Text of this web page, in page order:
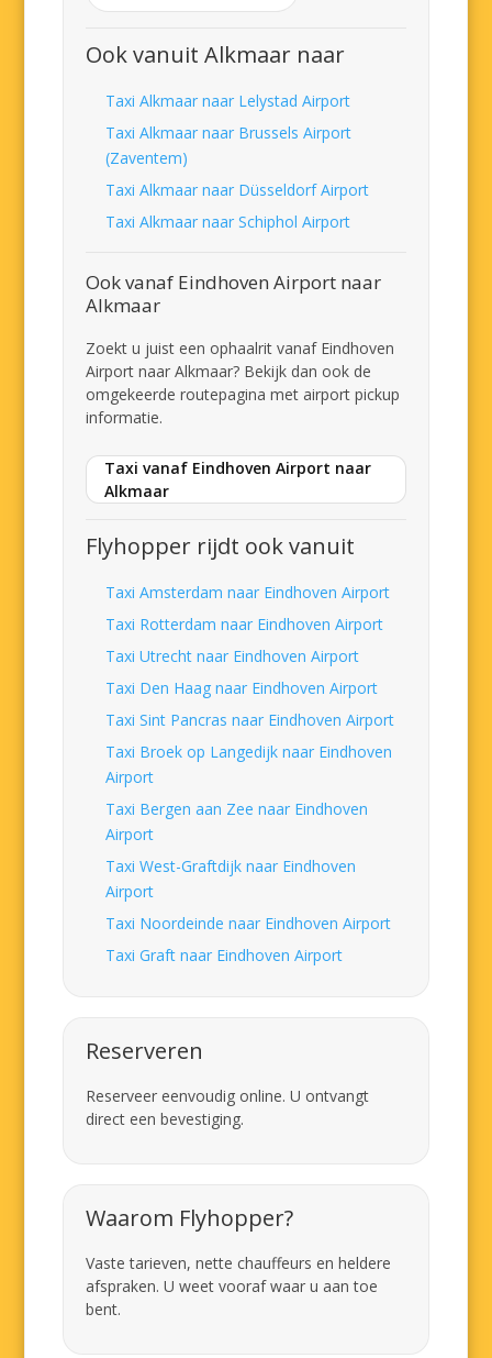
Ook vanuit Alkmaar naar
Taxi Alkmaar naar Lelystad Airport
Taxi Alkmaar naar Brussels Airport
(Zaventem)
Taxi Alkmaar naar Düsseldorf Airport
Taxi Alkmaar naar Schiphol Airport
Ook vanaf Eindhoven Airport naar
Alkmaar
Zoekt u juist een ophaalrit vanaf Eindhoven
Airport naar Alkmaar? Bekijk dan ook de
omgekeerde routepagina met airport pickup
informatie.
Taxi vanaf Eindhoven Airport naar
Alkmaar
Flyhopper rijdt ook vanuit
Taxi Amsterdam naar Eindhoven Airport
Taxi Rotterdam naar Eindhoven Airport
Taxi Utrecht naar Eindhoven Airport
Taxi Den Haag naar Eindhoven Airport
Taxi Sint Pancras naar Eindhoven Airport
Taxi Broek op Langedijk naar Eindhoven
Airport
Taxi Bergen aan Zee naar Eindhoven
Airport
Taxi West-Graftdijk naar Eindhoven
Airport
Taxi Noordeinde naar Eindhoven Airport
Taxi Graft naar Eindhoven Airport
Reserveren
Reserveer eenvoudig online. U ontvangt
direct een bevestiging.
Waarom Flyhopper?
Vaste tarieven, nette chauffeurs en heldere
afspraken. U weet vooraf waar u aan toe
bent.